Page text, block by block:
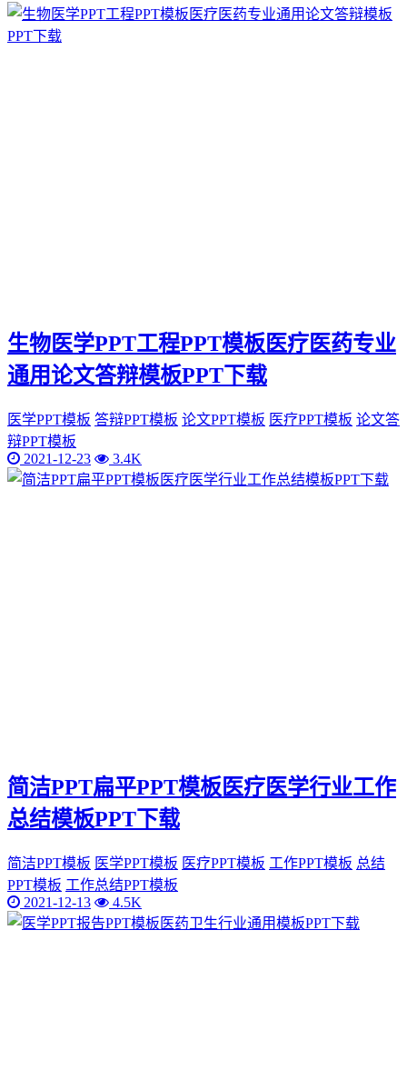
生物医学PPT工程PPT模板医疗医药专业
通用论文答辩模板PPT下载
医学PPT模板 答辩PPT模板 论文PPT模板 医疗PPT模板 论文答
辩PPT模板
2021-12-23
3.4K
简洁PPT扁平PPT模板医疗医学行业工作
总结模板PPT下载
简洁PPT模板 医学PPT模板 医疗PPT模板 工作PPT模板 总结
PPT模板 工作总结PPT模板
2021-12-13
4.5K